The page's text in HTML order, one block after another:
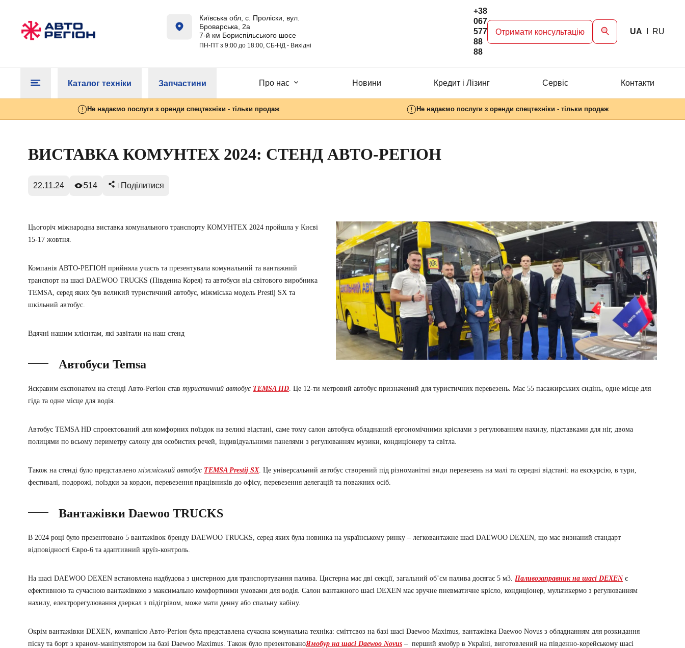
Київська обл, с. Проліски, вул.
Броварська, 2а
7-й км Бориспільського шосе
ПН-ПТ з 9:00 до 18:00, СБ-НД - Вихідні
+38
067
577
88
88
Отримати консультацію UA RU
Каталог техніки Запчастини Про нас Новини Кредит і Лізинг Сервіc Контакти
Не надаємо послуги з оренди спецтехніки - тільки продаж Не надаємо послуги з оренди спецтехніки - тільки продаж
ВИСТАВКА КОМУНТЕХ 2024: СТЕНД АВТО-РЕГІОН
22.11.24 514 Поділитися
Цьогоріч міжнародна виставка комунального транспорту КОМУНТЕХ 2024 пройшла у Києві
15-17 жовтня.
Компанія АВТО-РЕГІОН прийняла участь та презентувала комунальний та вантажний
транспорт на шасі DAEWOO TRUCKS (Південна Корея) та автобуси від світового виробника
TEMSA, серед яких був великий туристичний автобус, міжміська модель Prestij SX та
шкільний автобус.
Вдячні нашим клієнтам, які завітали на наш стенд
Автобуси Temsa
Яскравим експонатом на стенді Авто-Регіон став туристичний автобус TEMSA HD. Це 12-ти метровий автобус призначений для туристичних перевезень. Має 55 пасажирських сидінь, одне місце для
гіда та одне місце для водія.
Автобус TEMSA HD спроектований для комфорних поїздок на великі відстані, саме тому салон автобуса обладнаний ергономічними кріслами з регулюванням нахилу, підставками для ніг, двома
полицями по всьому периметру салону для особистих речей, індивідуальними панелями з регулюванням музики, кондиціонеру та світла.
Також на стенді було представленоміжміський автобус TEMSA Prestij SX. Це універсальний автобус створений під різноманітні види перевезень на малі та середні відстані: на екскурсію, в тури,
фестивалі, подорожі, поїздки за кордон, перевезення працівників до офісу, перевезення делегацій та поважних осіб.
Вантажівки Daewoo TRUCKS
В 2024 році було презентовано 5 вантажівок бренду DAEWOO TRUCKS, серед яких була новинка на українському ринку – легковантажне шасі DAEWOO DEXEN, що має визнаний стандарт
відповідності Євро-6 та адаптивний круїз-контроль.
На шасі DAEWOO DEXEN встановлена надбудова з цистерною для транспортування палива. Цистерна має дві секції, загальний об’єм палива досягає 5 м3. Паливозаправник на шасі DEXENє
ефективною та сучасною вантажівкою з максимально комфортними умовами для водія. Салон вантажного шасі DEXEN має зручне пневматичне крісло, кондиціонер, мультикермо з регулюванням
нахилу, електрорегулювання дзеркал з підігрівом, може мати денну або спальну кабіну.
Окрім вантажівки DEXEN, компанією Авто-Регіон була представлена сучасна комунальна техніка: сміттєвоз на базі шасі Daewoo Maximus, вантажівка Daewoo Novus з обладнанням для розкидання
піску та борт з краном-маніпулятором на базі Daewoo Maximus. Також було презентованоЯмобур на шасі Daewoo Novus – перший ямобур в Україні, виготовлений на південно-корейському шасі